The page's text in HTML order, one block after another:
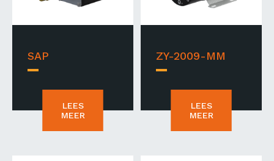
SAP
LEES
MEER
ZY-2009-MM
LEES
MEER